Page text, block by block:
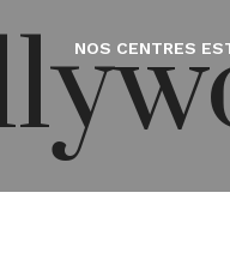
NOS CENTRES